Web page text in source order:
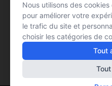
Nous utilisons des
pour améliorer votre
le trafic du site et
choisir les catégories de
Tout